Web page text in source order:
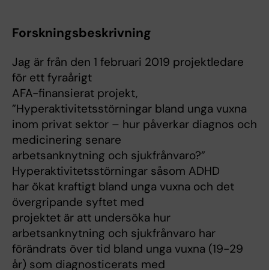
Forskningsbeskrivning
Jag är från den 1 februari 2019 projektledare
för ett fyraårigt
AFA-finansierat projekt,
”Hyperaktivitetsstörningar bland unga vuxna
inom privat sektor – hur påverkar diagnos och
medicinering senare
arbetsanknytning och sjukfrånvaro?”
Hyperaktivitetsstörningar såsom ADHD
har ökat kraftigt bland unga vuxna och det
övergripande syftet med
projektet är att undersöka hur
arbetsanknytning och sjuk­frånvaro har
förändrats över tid bland unga vuxna (19-29
år) som diagnosticerats med